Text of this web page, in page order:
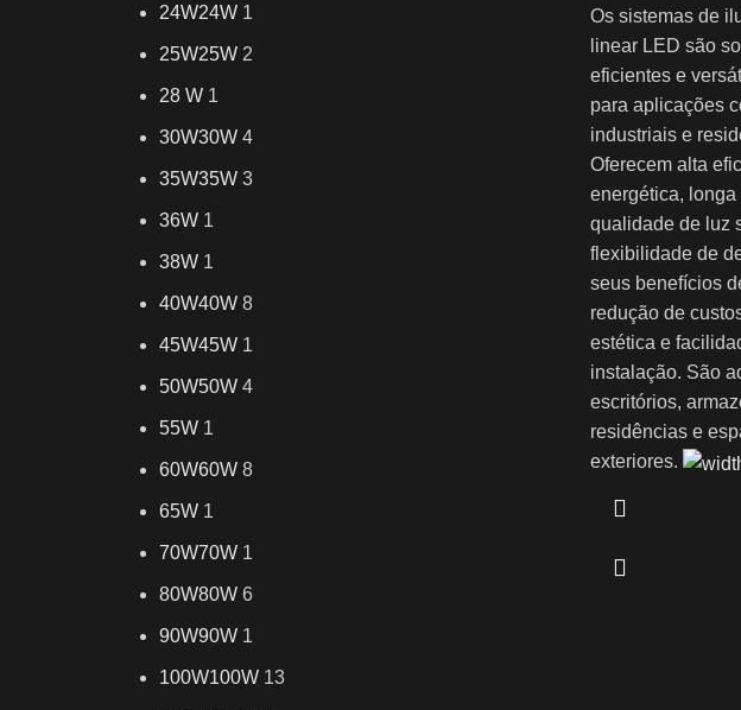
24W24W 1
25W25W 2
28 W 1
30W30W 4
35W35W 3
36W 1
38W 1
40W40W 8
45W45W 1
50W50W 4
55W 1
60W60W 8
65W 1
70W70W 1
80W80W 6
90W90W 1
100W100W 13
Os sistemas de
linear LED são
eficientes e
para aplicações
industriais e
Oferecem alta
energética,
qualidade de luz
flexibilidade de
seus benefícios
redução de
estética e
instalação. São
escritórios,
residências e
exteriores.